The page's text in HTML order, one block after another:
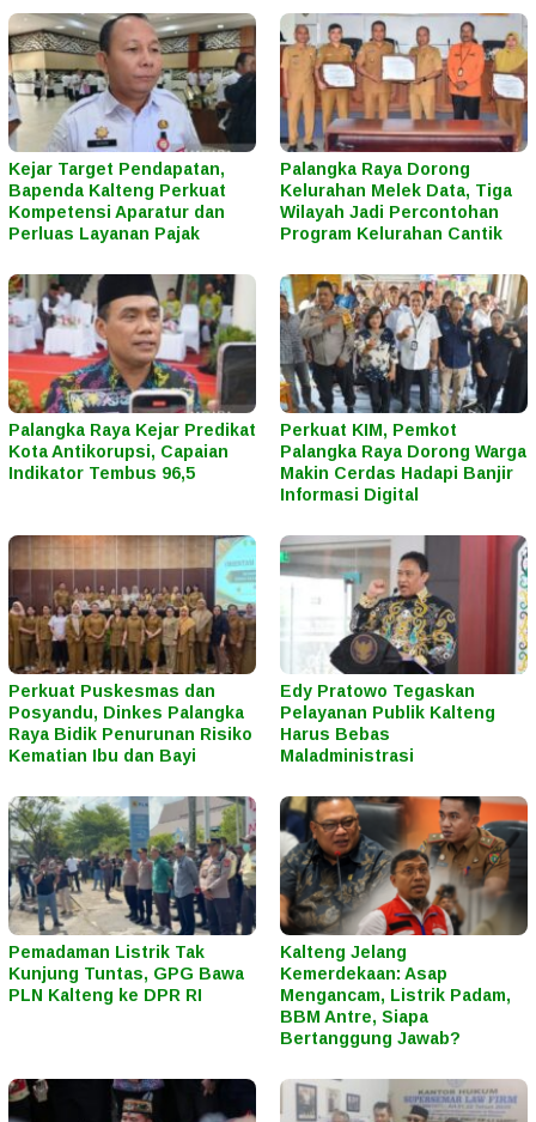
Kejar Target Pendapatan,
Bapenda Kalteng Perkuat
Kompetensi Aparatur dan
Perluas Layanan Pajak
Palangka Raya Dorong
Kelurahan Melek Data, Tiga
Wilayah Jadi Percontohan
Program Kelurahan Cantik
Palangka Raya Kejar Predikat
Kota Antikorupsi, Capaian
Indikator Tembus 96,5
Perkuat KIM, Pemkot
Palangka Raya Dorong Warga
Makin Cerdas Hadapi Banjir
Informasi Digital
Perkuat Puskesmas dan
Posyandu, Dinkes Palangka
Raya Bidik Penurunan Risiko
Kematian Ibu dan Bayi
Edy Pratowo Tegaskan
Pelayanan Publik Kalteng
Harus Bebas
Maladministrasi
Pemadaman Listrik Tak
Kunjung Tuntas, GPG Bawa
PLN Kalteng ke DPR RI
Kalteng Jelang
Kemerdekaan: Asap
Mengancam, Listrik Padam,
BBM Antre, Siapa
Bertanggung Jawab?